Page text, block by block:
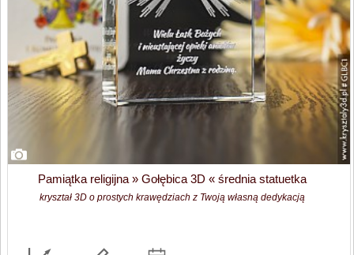
Pamiątka religijna » Gołębica 3D « średnia statuetka
kryształ 3D o prostych krawędziach z Twoją własną dedykacją